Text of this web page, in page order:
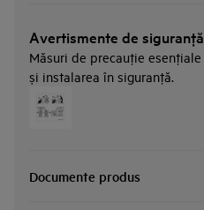
Avertismente de siguranţă
Măsuri de precauţie
și instalarea în siguranţă.
Documente produs